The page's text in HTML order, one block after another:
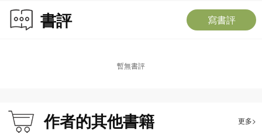
書評 寫書評
暫無書評
作者的其他書籍 更多>